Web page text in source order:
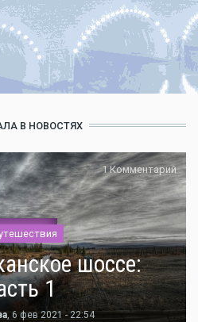
В НОВОСТЯХ
1 Комментарий
шоссе:
1
, 6 фев 2021 - 22:54